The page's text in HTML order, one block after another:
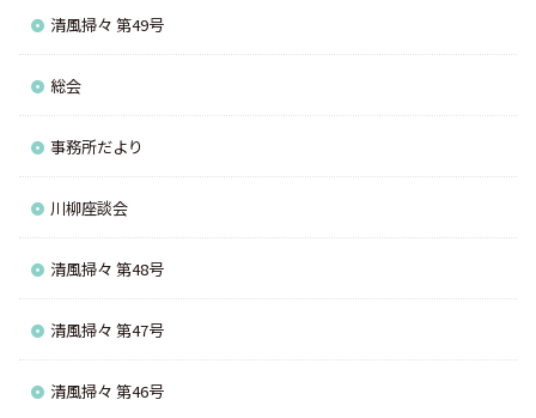
清風掃々 第49号
総会
事務所だより
川柳座談会
清風掃々 第48号
清風掃々 第47号
清風掃々 第46号